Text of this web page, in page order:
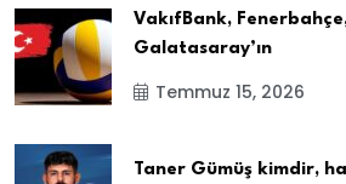
VakıfBank, Fenerbahçe,
Galatasaray’ın
Temmuz 15, 2026
Taner Gümüş kimdir,